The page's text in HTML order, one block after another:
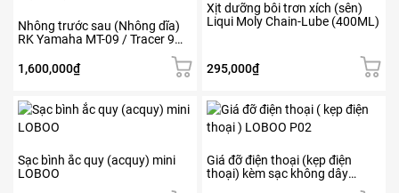
Nhông trước sau (Nhông dĩa)
RK Yamaha MT-09 / Tracer 9
1,600,000₫
Xịt dưỡng bôi trơn xích (sên)
Liqui Moly Chain-Lube (400ML)
295,000₫
Sạc bình ắc quy (acquy) mini
LOBOO
Giá đỡ điện thoại (kẹp điện
thoại) kèm sạc không dây
Sản
phẩm
có
nhiều